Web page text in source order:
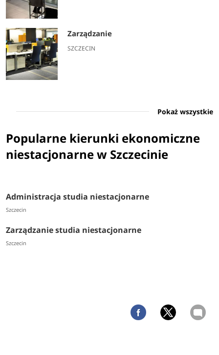
Zarządzanie
SZCZECIN
Pokaż wszystkie
Popularne kierunki ekonomiczne
niestacjonarne w Szczecinie
Administracja studia niestacjonarne
Szczecin
Zarządzanie studia niestacjonarne
Szczecin